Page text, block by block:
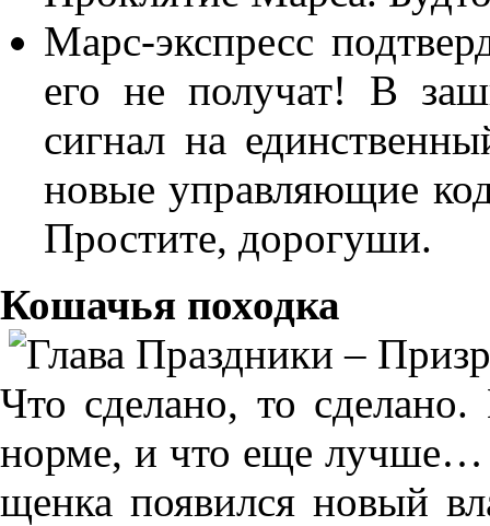
Марс-экспресс
его не получат! В
сигнал на
новые управляющие
Простите, дорогуши.
Кошачья походка
Что сделано, то
норме, и что еще лучше…
щенка появился новый